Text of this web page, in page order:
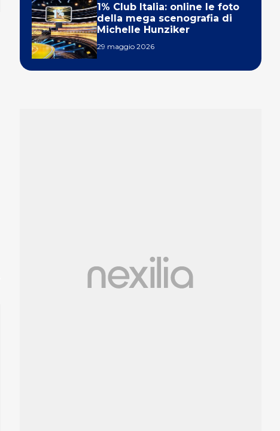
1% Club Italia: online le foto
della mega scenografia di
Michelle Hunziker
29 maggio 2026